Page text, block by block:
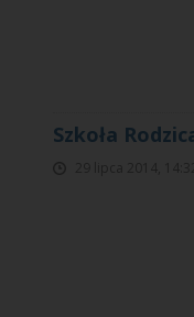
Szkoła